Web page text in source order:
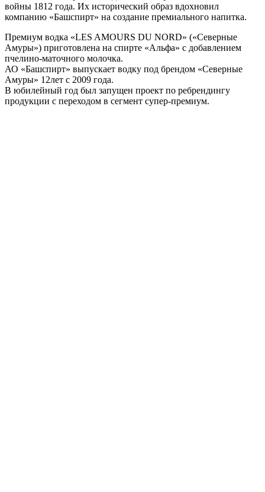
войны 1812 года. Их исторический образ вдохновил
компанию «Башспирт» на создание премиального напитка.
Премиум водка «LES AMOURS DU NORD» («Северные
Амуры») приготовлена на спирте «Альфа» с добавлением
пчелино-маточного молочка.
АО «Башспирт» выпускает водку под брендом «Северные
Амуры» 12лет с 2009 года.
В юбилейный год был запущен проект по ребрендингу
продукции с переходом в сегмент супер-премиум.